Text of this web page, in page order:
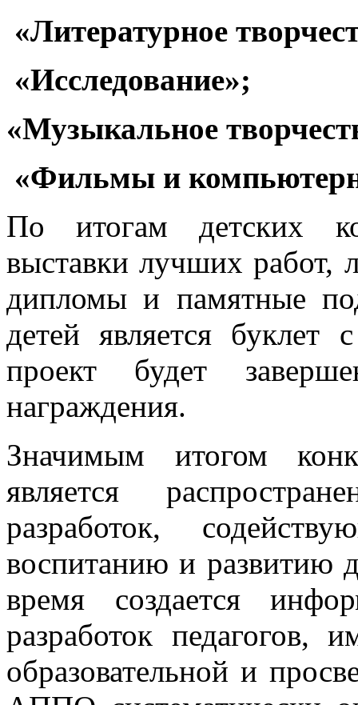
«Литературное
«Исследование»;
«Музыкальное
«Фильмы и
По итогам детских
выставки лучших работ,
дипломы и памятные
детей является
проект будет
награждения.
Значимым итогом
является
разработок,
воспитанию и развитию
время создается
разработок
образовательной и